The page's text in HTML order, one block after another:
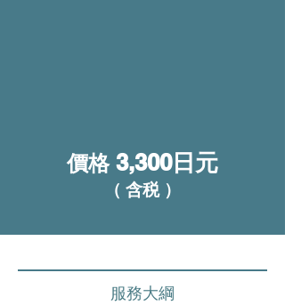
價格3,300日元
（ 含税 ）
服務大綱